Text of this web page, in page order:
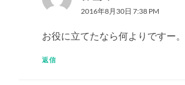
2016年8月30日 7:38 PM
お役に立てたなら何よりですー。
返信